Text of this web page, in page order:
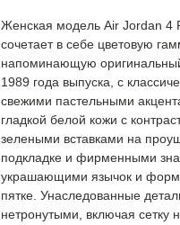
Женская модель Air Jordan 4
сочетает в себе цветовую
напоминающую
1989 года выпуска, с
свежими пастельными
гладкой белой кожи с
зелеными вставками на
подкладке и фирменными
украшающими язычок и
пятке. Унаследованные
нетронутыми, включая сетку